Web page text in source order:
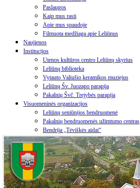
Paslaugos
Kaip mus rasti
Apie mus spaudoje
Filmuota medžiaga apie Leliūnus
Naujienos
Institucijos
Utenos kultūros centro Leliūnų skyrius
Leliūnų biblioteka
Vytauto Valiušio keramikos muziejus
Leliūnų Šv. Juozapo parapija
Pakalnių Švč. Trejybės parapija
Visuomeninės organizacijos
Leliūnų seniūnijos bendruomenė
Pakalnių bendruomenės užimtumo centras
Bendrija „Tėviškės aidai“